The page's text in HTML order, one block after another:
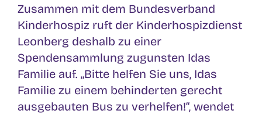
Zusammen mit dem Bundesverband
Kinderhospiz ruft der Kinderhospizdienst
Leonberg deshalb zu einer
Spendensammlung zugunsten Idas
Familie auf. „Bitte helfen Sie uns, Idas
Familie zu einem behinderten gerecht
ausgebauten Bus zu verhelfen!“, wendet